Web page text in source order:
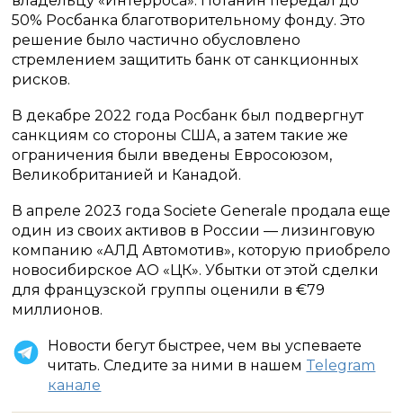
50% Росбанка благотворительному фонду. Это
решение было частично обусловлено
стремлением защитить банк от санкционных
рисков.
В декабре 2022 года Росбанк был подвергнут
санкциям со стороны США, а затем такие же
ограничения были введены Евросоюзом,
Великобританией и Канадой.
В апреле 2023 года Societe Generale продала еще
один из своих активов в России — лизинговую
компанию «АЛД Автомотив», которую приобрело
новосибирское АО «ЦК». Убытки от этой сделки
для французской группы оценили в €79
миллионов.
Новости бегут быстрее, чем вы успеваете
читать. Следите за ними в нашем Telegram
канале